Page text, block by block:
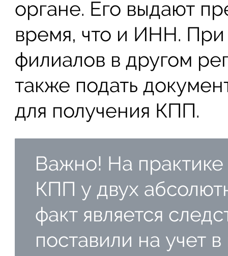
органе. Его выдают
время, что и ИНН.
филиалов в другом
также подать
для получения КПП.
Важно! На
КПП у двух
факт является
поставили на учет